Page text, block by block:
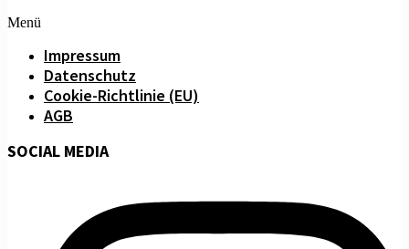
Menü
Impressum
Datenschutz
Cookie-Richtlinie (EU)
AGB
SOCIAL MEDIA